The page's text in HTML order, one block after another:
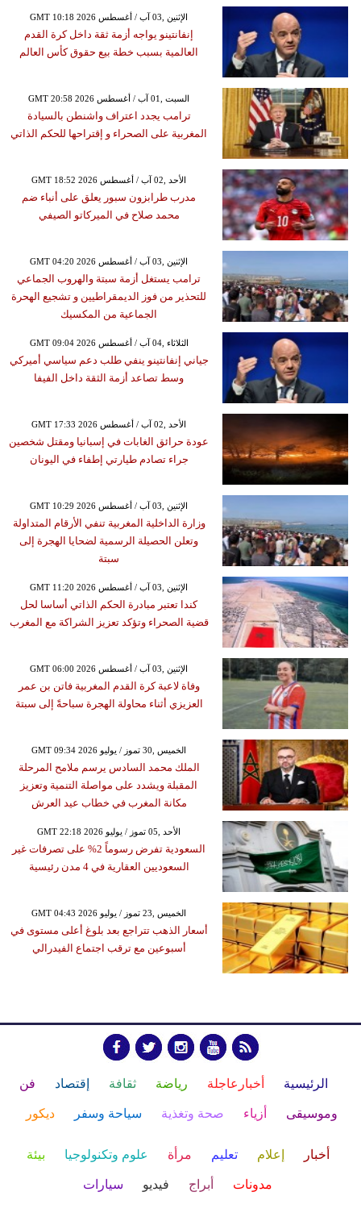
GMT 10:18 2026 الإثنين ,03 آب / أغسطس
إنفانتينو يواجه أزمة ثقة داخل كرة القدم
العالمية بسبب خطة بيع حقوق كأس العالم
GMT 20:58 2026 السبت ,01 آب / أغسطس
ترامب يجدد اعتراف واشنطن بالسيادة
المغربية على الصحراء و إقتراحها للحكم الذاتي
GMT 18:52 2026 الأحد ,02 آب / أغسطس
مدرب طرابزون سبور يعلق على أنباء ضم
محمد صلاح في الميركاتو الصيفي
GMT 04:20 2026 الإثنين ,03 آب / أغسطس
ترامب يستغل أزمة سبتة والهروب الجماعي
للتحذير من فوز الديمقراطيين و تشجيع الهحرة
الجماعية من المكسيك
GMT 09:04 2026 الثلاثاء ,04 آب / أغسطس
جياني إنفانتينو ينفي طلب دعم سياسي أميركي
وسط تصاعد أزمة الثقة داخل الفيفا
GMT 17:33 2026 الأحد ,02 آب / أغسطس
عودة حرائق الغابات في إسبانيا ومقتل شخصين
جراء تصادم طيارتي إطفاء في اليونان
GMT 10:29 2026 الإثنين ,03 آب / أغسطس
وزارة الداخلية المغربية تنفي الأرقام المتداولة
وتعلن الحصيلة الرسمية لضحايا الهجرة إلى
سبتة
GMT 11:20 2026 الإثنين ,03 آب / أغسطس
كندا تعتبر مبادرة الحكم الذاتي أساسا لحل
قضية الصحراء وتؤكد تعزيز الشراكة مع المغرب
GMT 06:00 2026 الإثنين ,03 آب / أغسطس
وفاة لاعبة كرة القدم المغربية فاتن بن عمر
العزيزي أثناء محاولة الهجرة سباحةً إلى سبتة
GMT 09:34 2026 الخميس ,30 تموز / يوليو
الملك محمد السادس يرسم ملامح المرحلة
المقبلة ويشدد على مواصلة التنمية وتعزيز
مكانة المغرب في خطاب عيد العرش
GMT 22:18 2026 الأحد ,05 تموز / يوليو
السعودية تفرض رسوماً 2% على تصرفات غير
السعوديين العقارية في 4 مدن رئيسية
GMT 04:43 2026 الخميس ,23 تموز / يوليو
أسعار الذهب تتراجع بعد بلوغ أعلى مستوى في
أسبوعين مع ترقب اجتماع الفيدرالي
الرئيسية أخبارعاجلة رياضة ثقافة إقتصاد فن
وموسيقى أزياء صحة وتغذية سياحة وسفر ديكور
أخبار إعلام تعليم مرأة علوم وتكنولوجيا بيئة
مدونات أبراج فيديو سيارات